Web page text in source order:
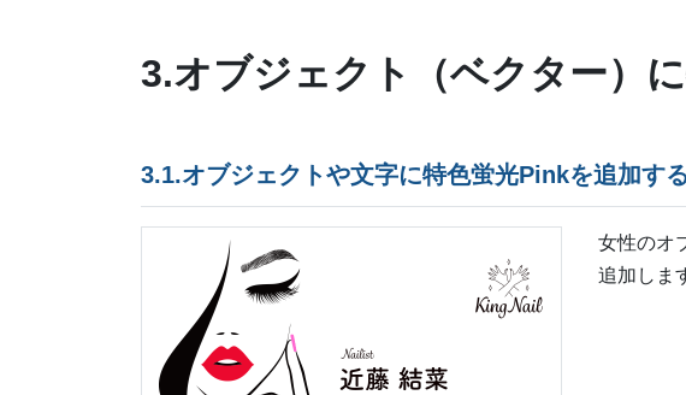
3.オブジェクト（ベクター）
3.1.オブジェクトや文字に特色蛍光Pinkを追加す
女性のオ
追加しま